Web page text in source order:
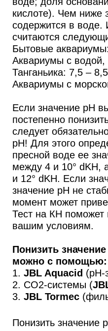
кислоте). Чем ниже
содержится в
считаются
Бытовые
Аквариумы с водой,
Танганьика: 7,5 – 8,5
Аквариумы с
Если значение рН
постепенно
следует
рН! Для этого
пресной воде ее
между 4 и 10° dKH,
и 12° dKH. Если
значение рН не
момент может
Тест на КН поможет
вашим условиям.
Понизить
можно с помощью:
1. JBL Aquacid (pH-
2. СО2-системы (
3. JBL Tormec
Понизить значение